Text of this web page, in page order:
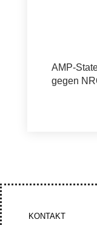
AMP-
gegen
KONTAKT